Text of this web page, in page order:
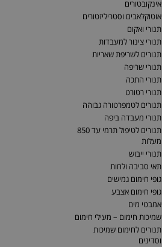
אינקובטורים
אוטוקלאבים וסטריליזטורים
תנורי ואקום
תנורי צינור למעבדות
תנורים לשריפת שאריות
תנורי שריפה
תנורי התכה
תנורי רטורט
תנורים לטמפרטורה גבוהה
תנורי מעבדה ביפה
תנורים לטיפול תרמי עד 850
מעלות
תנורי ייבוש
תאי סביבה ולחות
גופי חימום גמישים
גופי חימום אצבע
אמבטי מים
שמיכות חימום – מעילי חימום
תנורים לחימום שמיכות
וסדינים